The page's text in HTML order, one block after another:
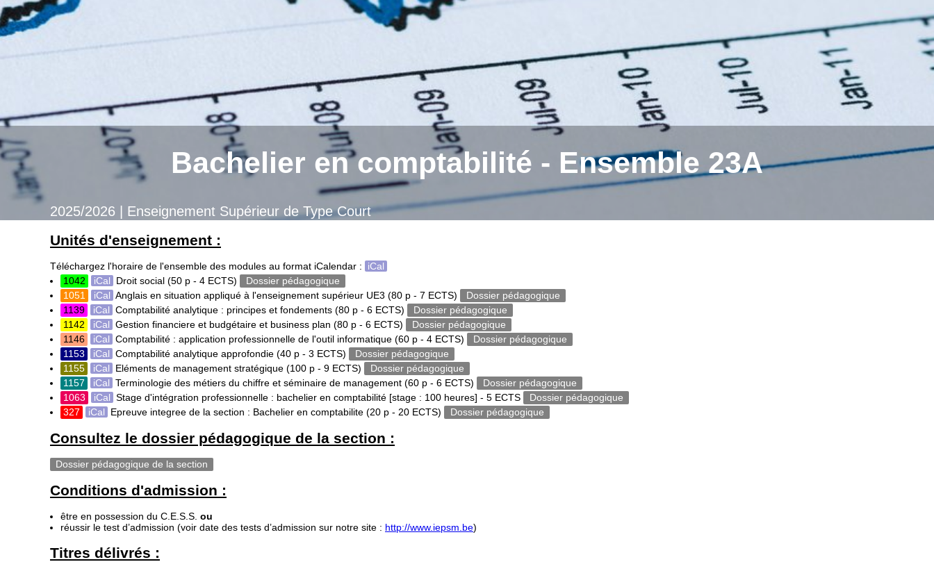
Bachelier en comptabilité - Ensemble 23A
2025/2026 | Enseignement Supérieur de Type Court
Unités d'enseignement :
Téléchargez l'horaire de l'ensemble des modules au format iCalendar :
iCal
1042
iCal Droit social(50 p - 4 ECTS)
Dossier pédagogique
1051
iCal Anglais en situation appliqué à l'enseignement supérieur UE3(80 p - 7 ECTS)
Dossier pédagogique
1139
iCal Comptabilité analytique : principes et fondements(80 p - 6 ECTS)
Dossier pédagogique
1142
iCal Gestion financiere et budgétaire et business plan(80 p - 6 ECTS)
Dossier pédagogique
1146
iCal Comptabilité : application professionnelle de l'outil informatique(60 p - 4 ECTS)
Dossier pédagogique
1153
iCal Comptabilité analytique approfondie(40 p - 3 ECTS)
Dossier pédagogique
1155
iCal Eléments de management stratégique(100 p - 9 ECTS)
Dossier pédagogique
1157
iCal Terminologie des métiers du chiffre et séminaire de management(60 p - 6 ECTS)
Dossier pédagogique
1063
iCal Stage d'intégration professionnelle : bachelier en comptabilité [stage : 100 heures] - 5 ECTS
Dossier pédagogique
327
iCal Epreuve integree de la section : Bachelier en comptabilite(20 p - 20 ECTS) Dossier pédagogique
Consultez le dossier pédagogique de la section :
Dossier pédagogique de la section
Conditions d'admission :
être en possession du C.E.S.S. ou
réussir le test d’admission (voir date des tests d’admission sur notre site : http://www.iepsm.be)
Titres délivrés :